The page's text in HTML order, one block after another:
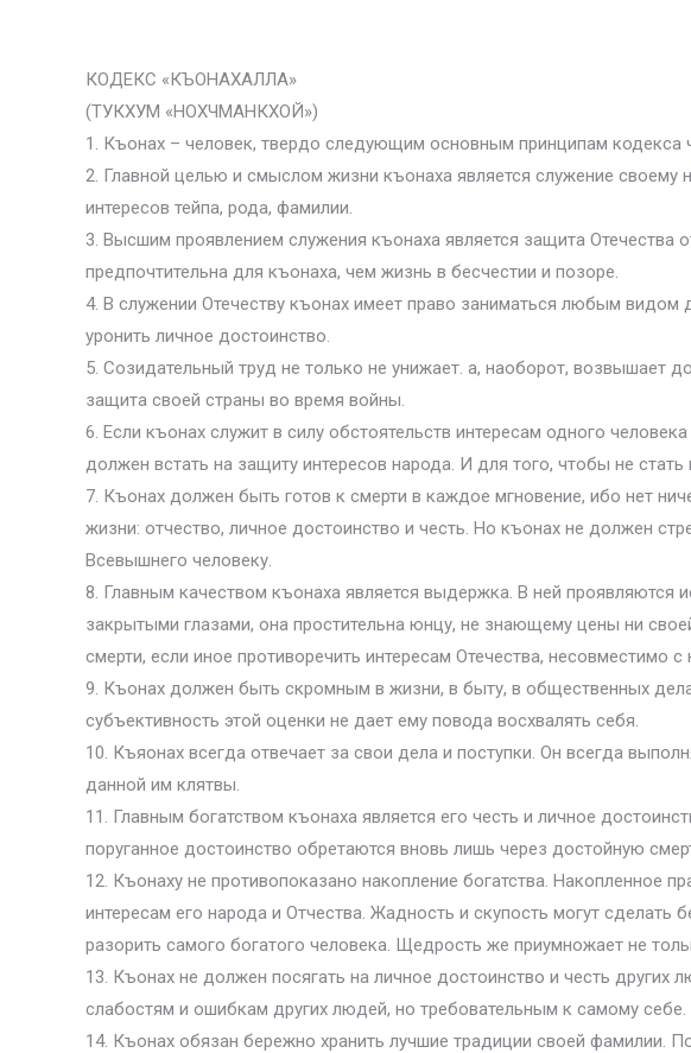
КОДЕКС «КЪОНАХАЛЛА»
(ТУКХУМ «НОХЧМАНКХОЙ»)
1. Къонах – человек, твердо следующим основным принципам кодекса
2. Главной целью и смыслом жизни къонаха является служение
интересов тейпа, рода, фамилии.
3. Высшим проявлением служения къонаха является защита Отечества
предпочтительна для къонаха, чем жизнь в бесчестии и позоре.
4. В служении Отечеству къонах имеет право заниматься любым видом
уронить личное достоинство.
5. Созидательный труд не только не унижает. а, наоборот, возвышает
защита своей страны во время войны.
6. Если къонах служит в силу обстоятельств интересам одного
должен встать на защиту интересов народа. И для того, чтобы не
7. Къонах должен быть готов к смерти в каждое мгновение, ибо нет
жизни: отчество, личное достоинство и честь. Но къонах не должен
Всевышнего человеку.
8. Главным качеством къонаха является выдержка. В ней проявляются
закрытыми глазами, она простительна юнцу, не знающему цены ни
смерти, если иное противоречить интересам Отечества, несовместимо
9. Къонах должен быть скромным в жизни, в быту, в общественных
субъективность этой оценки не дает ему повода восхвалять себя.
10. Къяонах всегда отвечает за свои дела и поступки. Он всегда
данной им клятвы.
11. Главным богатством къонаха является его честь и личное
поруганное достоинство обретаются вновь лишь через достойную
12. Къонаху не противопоказано накопление богатства. Накопленное
интересам его народа и Отчества. Жадность и скупость могут
разорить самого богатого человека. Щедрость же приумножает не
13. Къонах не должен посягать на личное достоинство и честь
слабостям и ошибкам других людей, но требовательным к самому себе.
14. Къонах обязан бережно хранить лучшие традиции своей фамилии.